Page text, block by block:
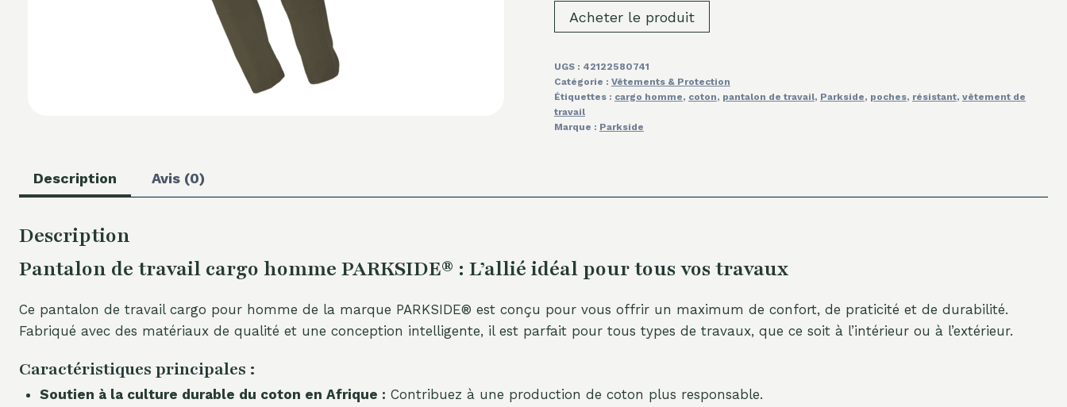
Acheter le produit
UGS : 42122580741
Catégorie : Vêtements & Protection
Étiquettes : cargo homme, coton, pantalon de travail, Parkside, poches, résistant, vêtement de
travail
Marque : Parkside
Description Avis (0)
Description
Pantalon de travail cargo homme PARKSIDE® : L’allié idéal pour tous vos travaux
Ce pantalon de travail cargo pour homme de la marque PARKSIDE® est conçu pour vous offrir un maximum de confort, de praticité et de durabilité.
Fabriqué avec des matériaux de qualité et une conception intelligente, il est parfait pour tous types de travaux, que ce soit à l’intérieur ou à l’extérieur.
Caractéristiques principales :
Soutien à la culture durable du coton en Afrique : Contribuez à une production de coton plus responsable.